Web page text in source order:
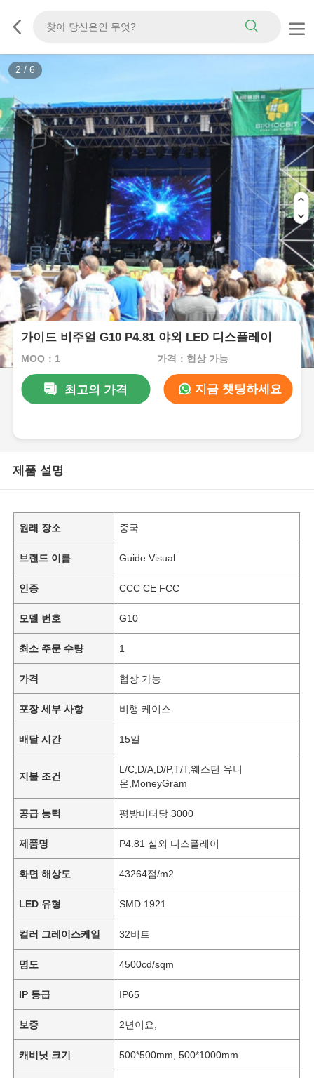
2 / 6
가이드 비주얼 G10 P4.81 야외 LED 디스플레이
MOQ：1 가격：협상 가능
최고의 가격 지금 챗팅하세요
제품 설명
원래 장소 중국
브랜드 이름 Guide Visual
인증 CCC CE FCC
모델 번호 G10
최소 주문 수량 1
가격 협상 가능
포장 세부 사항 비행 케이스
배달 시간 15일
지불 조건
L/C,D/A,D/P,T/T,웨스턴 유니
온,MoneyGram
공급 능력 평방미터당 3000
제품명 P4.81 실외 디스플레이
화면 해상도 43264점/m2
LED 유형 SMD 1921
컬러 그레이스케일 32비트
명도 4500cd/sqm
IP 등급 IP65
보증 2년이요,
캐비닛 크기 500*500mm, 500*1000mm